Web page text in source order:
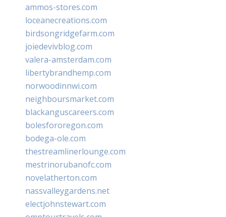
ammos-stores.com
loceanecreations.com
birdsongridgefarm.com
joiedevivblog.com
valera-amsterdam.com
libertybrandhemp.com
norwoodinnwi.com
neighboursmarket.com
blackanguscareers.com
bolesfororegon.com
bodega-ole.com
thestreamlinerlounge.com
mestrinorubanofc.com
novelatherton.com
nassvalleygardens.net
electjohnstewart.com